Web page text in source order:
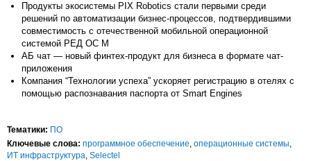
Продукты экосистемы PIX Robotics стали первыми среди
решений по автоматизации бизнес-процессов, подтвердившими
совместимость с отечественной мобильной операционной
системой РЕД ОС М
АБ чат — новый финтех-продукт для бизнеса в формате чат-
приложения
Компания “Технологии успеха” ускоряет регистрацию в отелях с
помощью распознавания паспорта от Smart Engines
Тематики: ПО
Ключевые слова: программное обеспечение, операционные системы,
ИТ инфраструктура, Selectel